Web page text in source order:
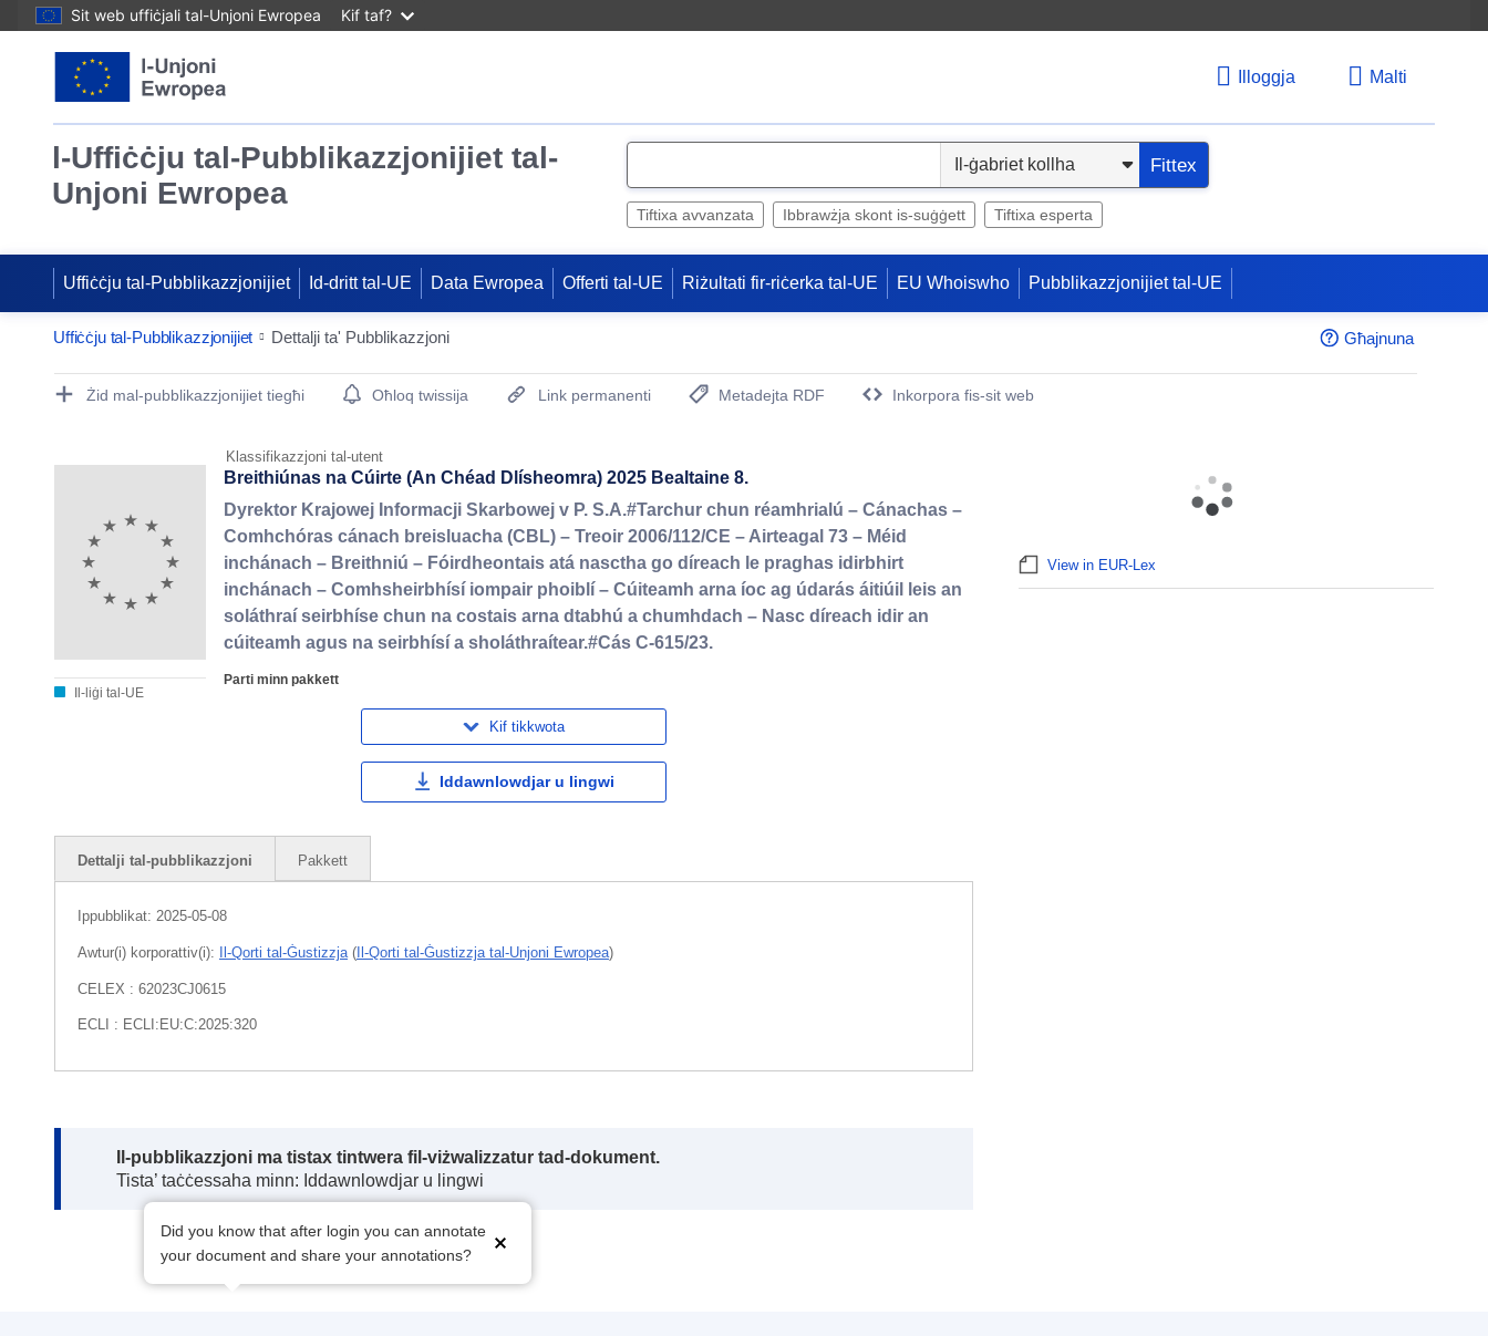
Sit web uffiċjali tal-Unjoni Ewropea Kif taf?
Illoggja Malti
l-Uffiċċju tal-Pubblikazzjonijiet tal-
Unjoni Ewropea
e
Fittex
Tiftixa avvanzata Ibbrawżja skont is-suġġett Tiftixa esperta
Uffiċċju tal-Pubblikazzjonijiet Id-dritt tal-UE Data Ewropea Offerti tal-UE Riżultati fir-riċerka tal-UE EU Whoiswho Pubblikazzjonijiet tal-UE
Uffiċċju tal-Pubblikazzjonijiet Dettalji ta' Pubblikazzjoni Għajnuna
Publication Detail Actions Portlet
Żid mal-pubblikazzjonijiet tiegħi Oħloq twissija Link permanenti
Metadejta RDF
Inkorpora fis-sit web
Klassifikazzjoni tal-utent
Il-liġi tal-UE
Breithiúnas na Cúirte (An Chéad Dlísheomra) 2025 Bealtaine 8.
Dyrektor Krajowej Informacji Skarbowej v P. S.A.#Tarchur chun réamhrialú – Cánachas –
Comhchóras cánach breisluacha (CBL) – Treoir 2006/112/CE – Airteagal 73 – Méid
inchánach – Breithniú – Fóirdheontais atá nasctha go díreach le praghas idirbhirt
inchánach – Comhsheirbhísí iompair phoiblí – Cúiteamh arna íoc ag údarás áitiúil leis an
soláthraí seirbhíse chun na costais arna dtabhú a chumhdach – Nasc díreach idir an
cúiteamh agus na seirbhísí a sholáthraítear.#Cás C-615/23.
Parti minn pakkett
Kif tikkwota
Iddawnlowdjar u lingwi
Dettalji tal-pubblikazzjoni Pakkett
Ippubblikat: 2025-05-08
Awtur(i) korporattiv(i): Il-Qorti tal-Ġustizzja( Il-Qorti tal-Ġustizzja tal-Unjoni Ewropea)
CELEX : 62023CJ0615
ECLI : ECLI:EU:C:2025:320
Note:
Il-pubblikazzjoni ma tistax tintwera fil-viżwalizzatur tad-dokument.
Tista’ taċċessaha minn: Iddawnlowdjar u lingwi
Did you know that after login you can annotate
your document and share your annotations?
View in EUR-Lex